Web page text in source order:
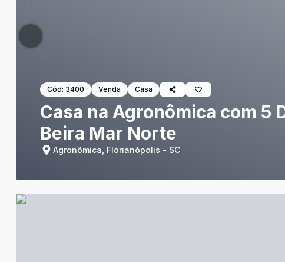
Cód: 3400 Venda Casa
Casa na Agronômica com 5
Beira Mar Norte
Agronômica, Florianópolis - SC